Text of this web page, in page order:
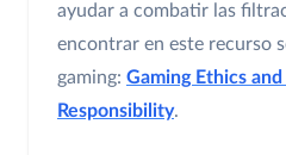
ayudar a combatir las
encontrar en este recurso
gaming: Gaming Ethics
Responsibility.